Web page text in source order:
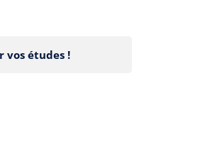
vos études !